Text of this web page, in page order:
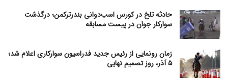
حادثه تلخ در کورس اسب‌دوانی بندرترکمن؛ درگذشت
سوارکار جوان در پیست مسابقه
زمان رونمایی از رئیس جدید فدراسیون سوارکاری اعلام شد؛
۵ آذر، روز تصمیم نهایی